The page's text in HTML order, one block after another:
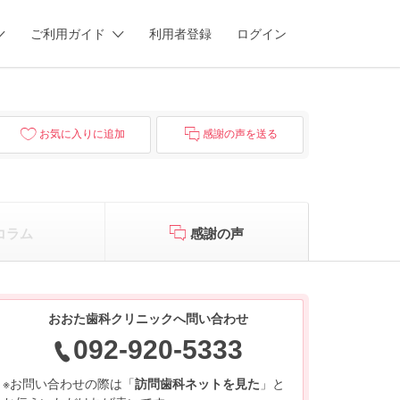
ご利用ガイド 利用者登録 ログイン
お気に入りに追加 感謝の声を送る
ラム 感謝の声
おおた歯科クリニックへ問い合わせ
092-920-5333
※お問い合わせの際は「訪問歯科ネットを見た 」と